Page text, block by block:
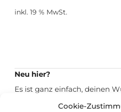
Cookie-
inkl. 19 % MwSt.
Neu hier?
Es ist ganz einfach, deinen
Wähle die Anzahl der